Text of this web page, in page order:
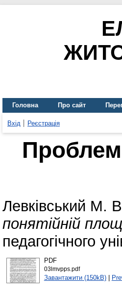
Головна Про сайт
Вхід Реєстрація
Левківський М.
понятійній
педагогічного
PDF
03lmvpps.pdf
Завантажити (150kB)|